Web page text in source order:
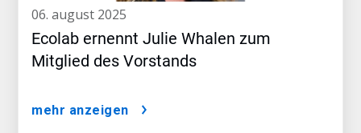
06. august 2025
Ecolab ernennt Julie Whalen zum
Mitglied des Vorstands
mehr anzeigen